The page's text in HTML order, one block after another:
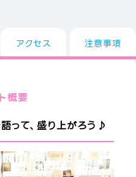
アクセス 注意事項
概要
って、盛り上がろう♪